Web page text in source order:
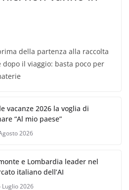
della partenza alla raccolta
il viaggio: basta poco per
vacanze 2026 la voglia di
“Al mio paese”
2026
e Lombardia leader nel
italiano dell’AI
Luglio 2026